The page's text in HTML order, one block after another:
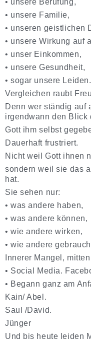
• unsere Berufung,
• unsere Familie,
• unseren geistlichen
• unsere Wirkung auf
• unser Einkommen,
• unsere Gesundheit,
• sogar unsere Leiden.
Vergleichen raubt
Denn wer ständig auf
irgendwann den Blick
Gott ihm selbst
Dauerhaft frustriert.
Nicht weil Gott ihnen
sondern weil sie das
hat.
Sie sehen nur:
• was andere haben,
• was andere können,
• wie andere wirken,
• wie andere
Innerer Mangel,
• Social Media.
• Begann ganz am
Kain/ Abel.
Saul /David.
Jünger
Und bis heute leiden